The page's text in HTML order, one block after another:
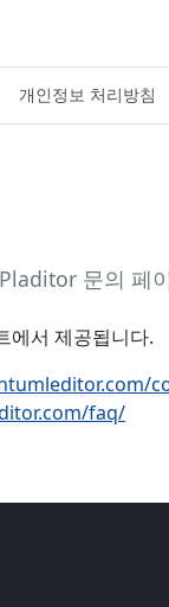
개인정보 처리방침
문의 페
에서 제공됩니다.
faq/